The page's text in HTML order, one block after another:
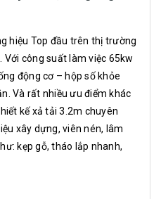
hiệu Top đầu trên thị trường
công suất làm việc 65kw
động cơ – hộp số khỏe
Và rất nhiều ưu điểm khác
kế xả tải 3.2m chuyên
xây dựng, viên nén, lâm
kẹp gỗ, tháo lắp nhanh,